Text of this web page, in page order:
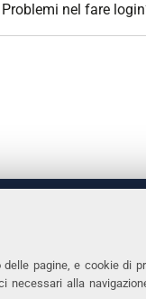
pagine, e cookie di
necessari alla
Problemi nel fare
Laura Ramaciotti
35 - 44121